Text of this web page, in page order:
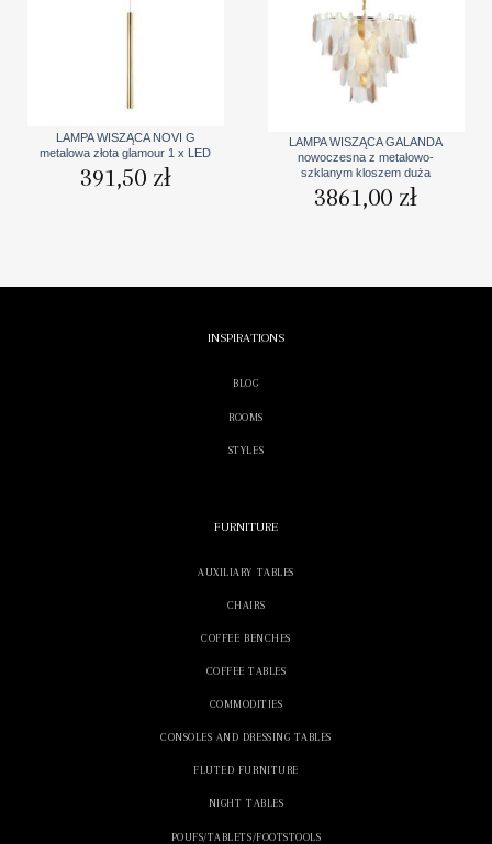
LAMPA WISZĄCA NOVI G
metalowa złota glamour 1 x LED
391,50 zł
LAMPA WISZĄCA GALANDA
nowoczesna z metalowo-
szklanym kloszem duża
3861,00 zł
INSPIRATIONS
BLOG
ROOMS
STYLES
FURNITURE
AUXILIARY TABLES
CHAIRS
COFFEE BENCHES
COFFEE TABLES
COMMODITIES
CONSOLES AND DRESSING TABLES
FLUTED FURNITURE
NIGHT TABLES
POUFS/TABLETS/FOOTSTOOLS